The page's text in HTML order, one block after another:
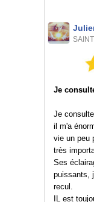
Je
Je
il m'a
vie un peu
très
Ses
puissants,
recul.
IL est